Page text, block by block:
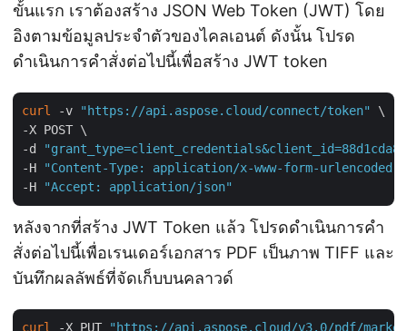
ขั้นแรก เราต้องสร้าง JSON Web Token (JWT) โดย
อิงตามข้อมูลประจำตัวของไคลเอนต์ ดังนั้น โปรด
ดำเนินการคำสั่งต่อไปนี้เพื่อสร้าง JWT token
curl -v "https://api.aspose.cloud/connect/token"
\
-X POST \
-d
"grant_type=client_credentials&client_id=88d1cda8-
-H
"Content-Type: application/x-www-form-urlencoded"
-H
"Accept: application/json"
หลังจากที่สร้าง JWT Token แล้ว โปรดดำเนินการคำ
สั่งต่อไปนี้เพื่อเรนเดอร์เอกสาร PDF เป็นภาพ TIFF และ
บันทึกผลลัพธ์ที่จัดเก็บบนคลาวด์
curl -X PUT "https://api.aspose.cloud/v3.0/pdf/